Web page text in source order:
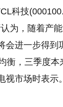
科技
为，随着产
进一步得到
衡，三季度
视市场时表